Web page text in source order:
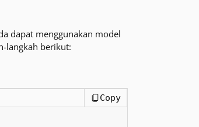
dapat menggunakan model
langkah berikut:
Copy